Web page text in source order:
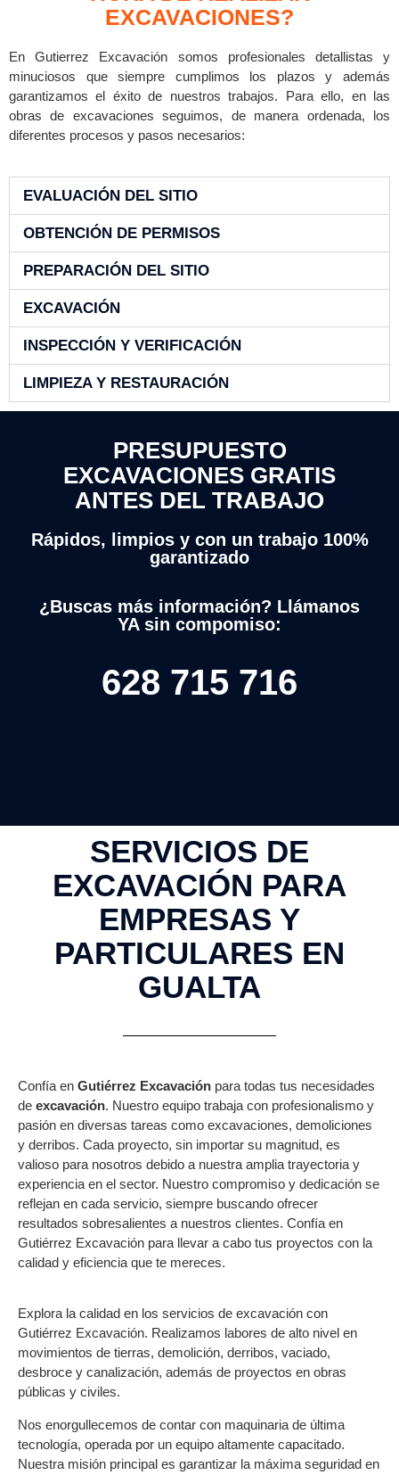
EXCAVACIONES?
En Gutierrez Excavación somos profesionales detallistas y
minuciosos que siempre cumplimos los plazos y además
garantizamos el éxito de nuestros trabajos. Para ello, en las
obras de excavaciones seguimos, de manera ordenada, los
diferentes procesos y pasos necesarios:
EVALUACIÓN DEL SITIO
OBTENCIÓN DE PERMISOS
PREPARACIÓN DEL SITIO
EXCAVACIÓN
INSPECCIÓN Y VERIFICACIÓN
LIMPIEZA Y RESTAURACIÓN
PRESUPUESTO
EXCAVACIONES GRATIS
ANTES DEL TRABAJO
Rápidos, limpios y con un trabajo 100%
garantizado
¿Buscas más información? Llámanos
YA sin compomiso:
628 715 716
SERVICIOS DE
EXCAVACIÓN PARA
EMPRESAS Y
PARTICULARES EN
GUALTA
Confía en Gutiérrez Excavación para todas tus necesidades
de excavación. Nuestro equipo trabaja con profesionalismo y
pasión en diversas tareas como excavaciones, demoliciones
y derribos. Cada proyecto, sin importar su magnitud, es
valioso para nosotros debido a nuestra amplia trayectoria y
experiencia en el sector. Nuestro compromiso y dedicación se
reflejan en cada servicio, siempre buscando ofrecer
resultados sobresalientes a nuestros clientes. Confía en
Gutiérrez Excavación para llevar a cabo tus proyectos con la
calidad y eficiencia que te mereces.
Explora la calidad en los servicios de excavación con
Gutiérrez Excavación. Realizamos labores de alto nivel en
movimientos de tierras, demolición, derribos, vaciado,
desbroce y canalización, además de proyectos en obras
públicas y civiles.
Nos enorgullecemos de contar con maquinaria de última
tecnología, operada por un equipo altamente capacitado.
Nuestra misión principal es garantizar la máxima seguridad en